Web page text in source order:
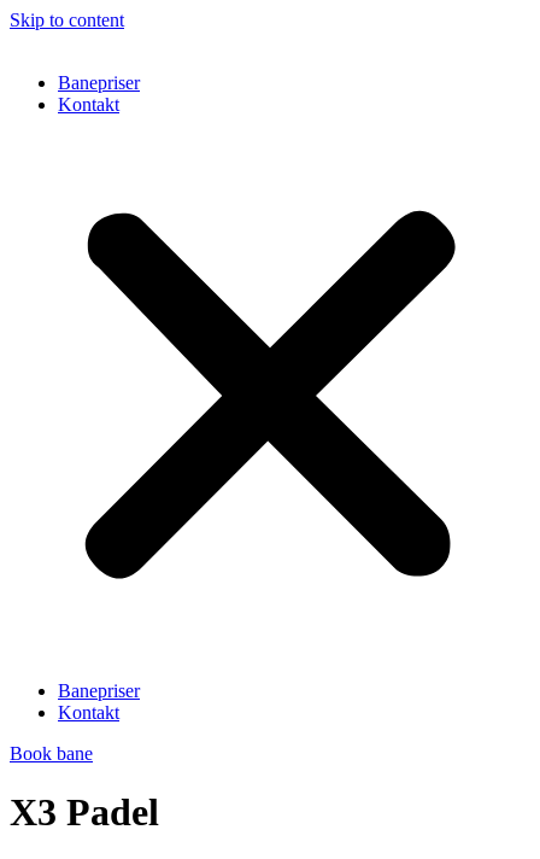
Skip to content
Banepriser
Kontakt
Banepriser
Kontakt
Book bane
X3 Padel